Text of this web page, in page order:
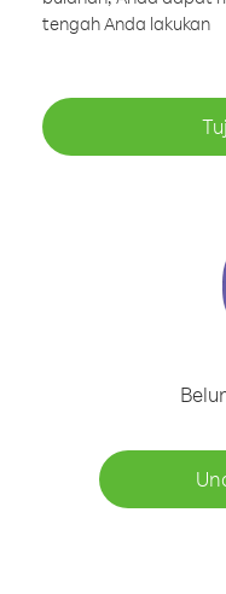
tengah Anda lakukan